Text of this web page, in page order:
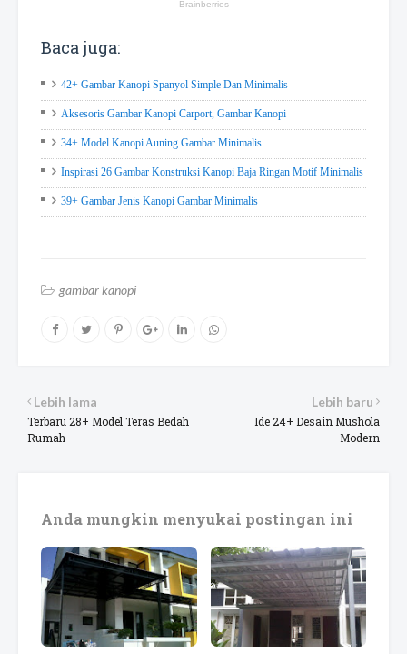
Baca juga:
42+ Gambar Kanopi Spanyol Simple Dan Minimalis
Aksesoris Gambar Kanopi Carport, Gambar Kanopi
34+ Model Kanopi Auning Gambar Minimalis
Inspirasi 26 Gambar Konstruksi Kanopi Baja Ringan Motif Minimalis
39+ Gambar Jenis Kanopi Gambar Minimalis
gambar kanopi
Lebih baru
Ide 24+ Desain Mushola
Modern
Lebih lama
Terbaru 28+ Model Teras Bedah
Rumah
Anda mungkin menyukai postingan ini